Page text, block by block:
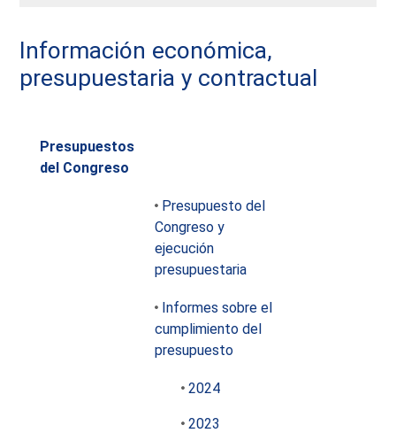
Información económica,
presupuestaria y contractual
Presupuestos
del Congreso
Presupuesto del
Congreso y
ejecución
presupuestaria
Informes sobre el
cumplimiento del
presupuesto
2024
2023